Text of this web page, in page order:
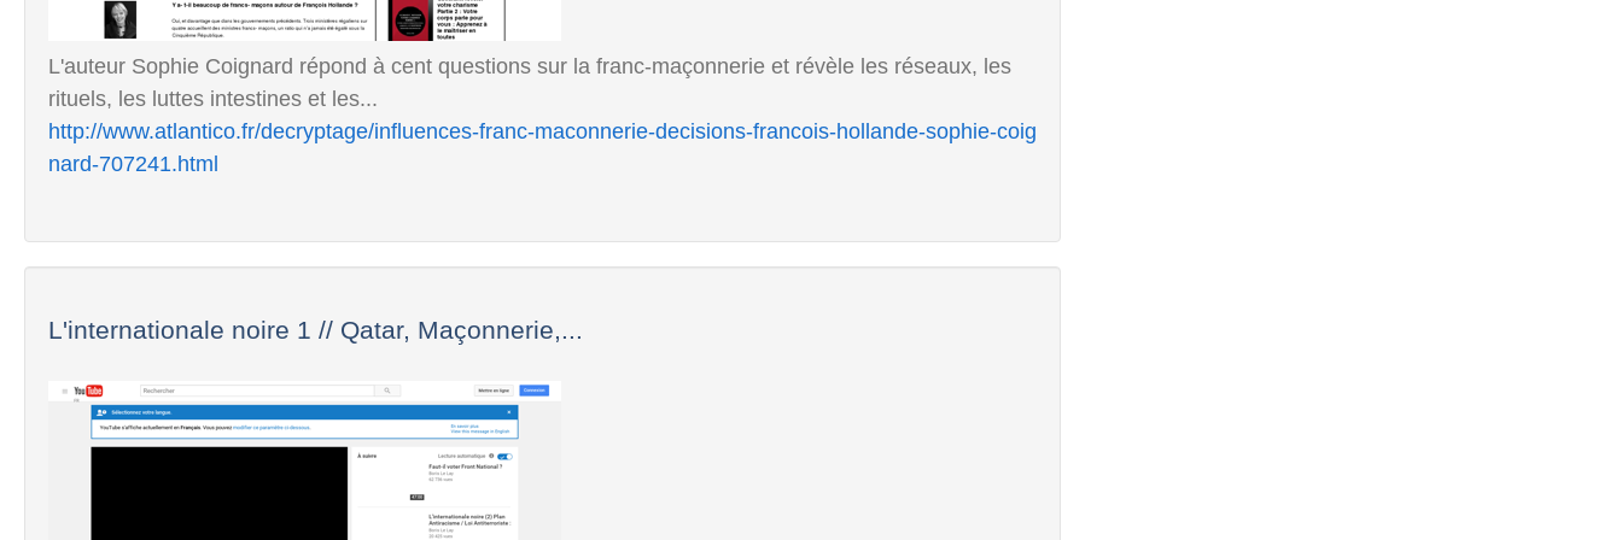
L'auteur Sophie Coignard répond à cent questions sur la franc-maçonnerie et révèle les réseaux, les
rituels, les luttes intestines et les...
http://www.atlantico.fr/decryptage/influences-franc-maconnerie-decisions-francois-hollande-sophie-coig
nard-707241.html
L'internationale noire 1 // Qatar, Maçonnerie,...